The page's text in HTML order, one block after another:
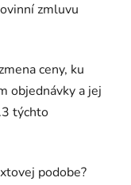
zmluvu
ceny, ku
objednávky a jej
týchto
podobe?